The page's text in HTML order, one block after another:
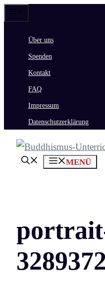
Zum
springenÜber uns
Spenden
Kontakt
FAQ
Impressum
Datenschutzerklärung
MENÜ